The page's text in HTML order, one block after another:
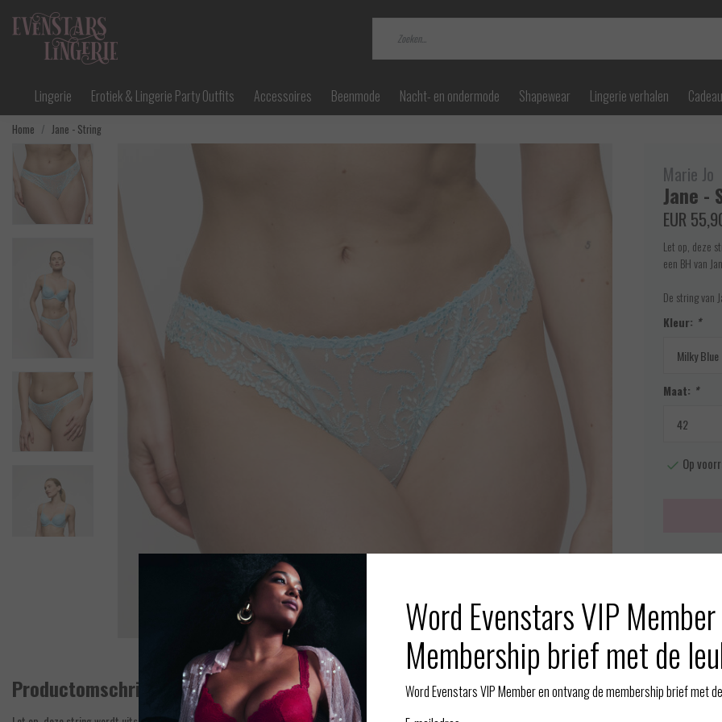
Lingerie Erotiek & Lingerie Party Outfits Accessoires Beenmode Nacht- en ondermode Shapewear Lingerie verhalen
Home Jane - String
Afbeelding vergroten
Marie Jo
Jane -
EUR
Let op, deze
een BH van
De string van
Kleur: *
Maat: *
Op
Toevoegen
Productomschrijving
Word Evenstars VIP
Membership brief met de
Word Evenstars VIP Member en ontvang de membership brief met